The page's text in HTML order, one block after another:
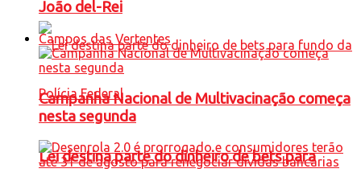
Lei destina parte do dinheiro de bets para
João del-Rei
Campos das Vertentes
Campanha Nacional de Multivacinação começa
nesta segunda